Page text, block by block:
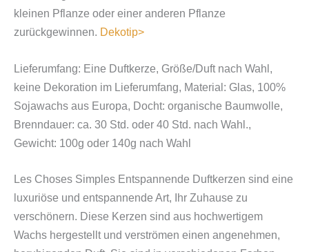
kleinen Pflanze oder einer anderen Pflanze
zurückgewinnen. Dekotip>
Lieferumfang: Eine Duftkerze, Größe/Duft nach Wahl,
keine Dekoration im Lieferumfang, Material: Glas, 100%
Sojawachs aus Europa, Docht: organische Baumwolle,
Brenndauer: ca. 30 Std. oder 40 Std. nach Wahl.,
Gewicht: 100g oder 140g nach Wahl
Les Choses Simples Entspannende Duftkerzen sind eine
luxuriöse und entspannende Art, Ihr Zuhause zu
verschönern. Diese Kerzen sind aus hochwertigem
Wachs hergestellt und verströmen einen angenehmen,